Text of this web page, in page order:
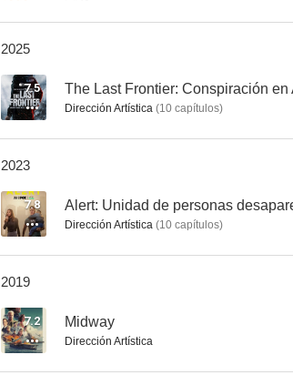
6.2
2025
7.5 The Last Frontier: Conspiración en
Dirección Artística (10 capítulos)
2023
7.8 Alert: Unidad de personas
Dirección Artística (10 capítulos)
2019
7.2 Midway
Dirección Artística